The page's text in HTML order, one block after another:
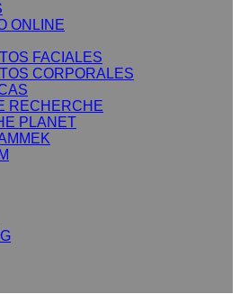
ONLINE
FACIALES
CORPORALES
RECHERCHE
PLANET